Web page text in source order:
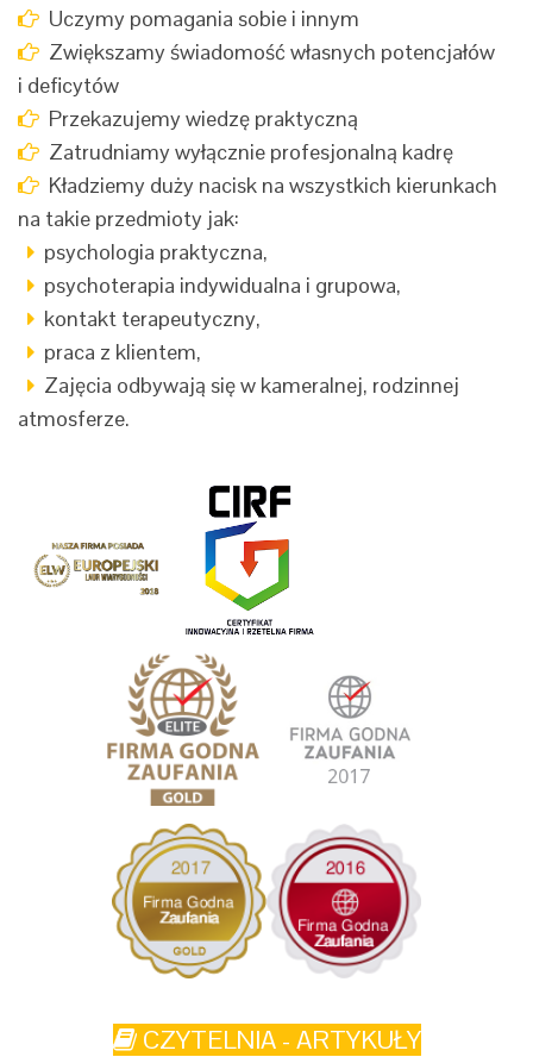
Uczymy pomagania sobie i innym
Zwiększamy świadomość własnych potencjałów
i deficytów
Przekazujemy wiedzę praktyczną
Zatrudniamy wyłącznie profesjonalną kadrę
Kładziemy duży nacisk na wszystkich kierunkach
na takie przedmioty jak:
psychologia praktyczna,
psychoterapia indywidualna i grupowa,
kontakt terapeutyczny,
praca z klientem,
Zajęcia odbywają się w kameralnej, rodzinnej
atmosferze.
CZYTELNIA - ARTYKUŁY